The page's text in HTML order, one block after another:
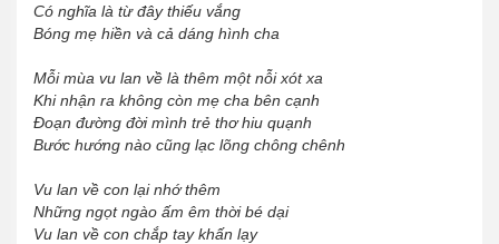
Có nghĩa là từ đây thiếu vắng
Bóng mẹ hiền và cả dáng hình cha
Mỗi mùa vu lan về là thêm một nỗi xót xa
Khi nhận ra không còn mẹ cha bên cạnh
Đoạn đường đời mình trẻ thơ hiu quạnh
Bước hướng nào cũng lạc lõng chông chênh
Vu lan về con lại nhớ thêm
Những ngọt ngào ấm êm thời bé dại
Vu lan về con chắp tay khấn lạy